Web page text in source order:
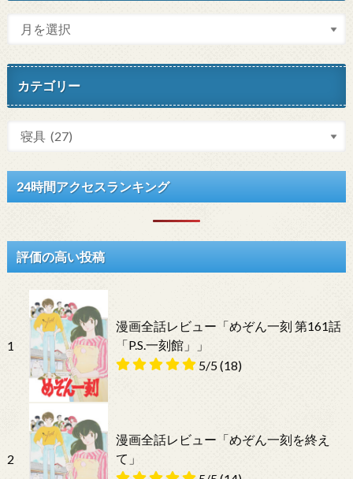
カテゴリー
24時間アクセスランキング
評価の高い投稿
1
漫画全話レビュー「めぞん一刻 第161話
「P.S.一刻館」」
5/5(18)
2
漫画全話レビュー「めぞん一刻を終え
て」